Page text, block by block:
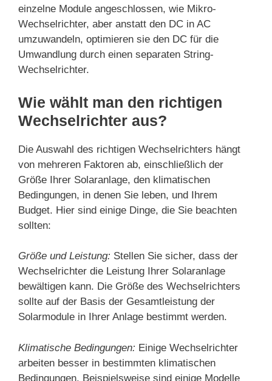
einzelne Module angeschlossen, wie Mikro-
Wechselrichter, aber anstatt den DC in AC
umzuwandeln, optimieren sie den DC für die
Umwandlung durch einen separaten String-
Wechselrichter.
Wie wählt man den richtigen
Wechselrichter aus?
Die Auswahl des richtigen Wechselrichters hängt
von mehreren Faktoren ab, einschließlich der
Größe Ihrer Solaranlage, den klimatischen
Bedingungen, in denen Sie leben, und Ihrem
Budget. Hier sind einige Dinge, die Sie beachten
sollten:
Größe und Leistung: Stellen Sie sicher, dass der
Wechselrichter die Leistung Ihrer Solaranlage
bewältigen kann. Die Größe des Wechselrichters
sollte auf der Basis der Gesamtleistung der
Solarmodule in Ihrer Anlage bestimmt werden.
Klimatische Bedingungen: Einige Wechselrichter
arbeiten besser in bestimmten klimatischen
Bedingungen. Beispielsweise sind einige Modelle